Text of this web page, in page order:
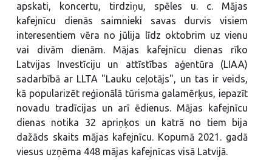
apskati, koncertu, tirdziņu, spēles u. c. Mājas
kafejnīcu dienās saimnieki savas durvis visiem
interesentiem vēra no jūlija līdz oktobrim uz vienu
vai divām dienām. Mājas kafejnīcu dienas rīko
Latvijas Investīciju un attīstības aģentūra (LIAA)
sadarbībā ar LLTA "Lauku ceļotājs", un tas ir veids,
kā popularizēt reģionālā tūrisma galamērķus, iepazīt
novadu tradīcijas un arī ēdienus. Mājas kafejnīcu
dienas notika 32 apriņķos un katrā no tiem bija
dažāds skaits mājas kafejnīcu. Kopumā 2021. gadā
viesus uzņēma 448 mājas kafejnīcas visā Latvijā.